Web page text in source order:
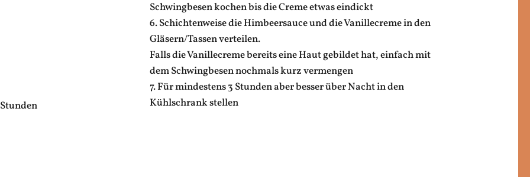
Schwingbesen kochen bis die Creme etwas eindickt
6. Schichtenweise die Himbeersauce und die Vanillecreme in den
Gläsern/Tassen verteilen.
Falls die Vanillecreme bereits eine Haut gebildet hat, einfach mit
dem Schwingbesen nochmals kurz vermengen
7. Für mindestens 3 Stunden aber besser über Nacht in den
Kühlschrank stellen